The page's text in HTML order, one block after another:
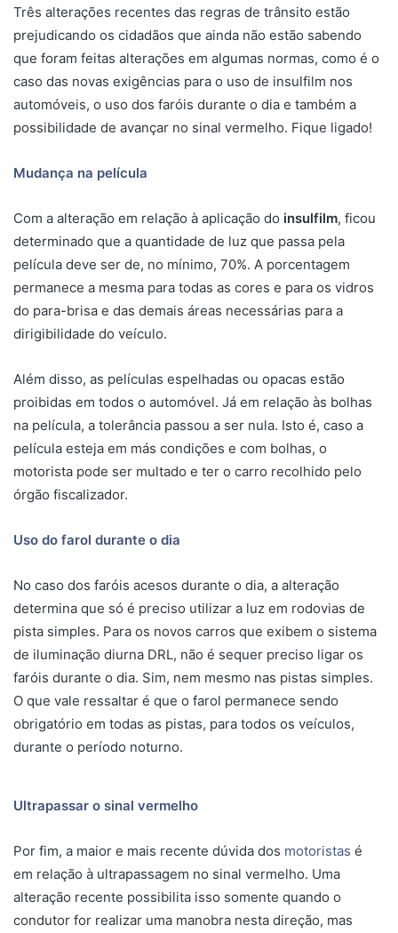
Três alterações recentes das regras de trânsito estão
prejudicando os cidadãos que ainda não estão sabendo
que foram feitas alterações em algumas normas, como é o
caso das novas exigências para o uso de insulfilm nos
automóveis, o uso dos faróis durante o dia e também a
possibilidade de avançar no sinal vermelho. Fique ligado!
Mudança na película
Com a alteração em relação à aplicação do insulfilm, ficou
determinado que a quantidade de luz que passa pela
película deve ser de, no mínimo, 70%. A porcentagem
permanece a mesma para todas as cores e para os vidros
do para-brisa e das demais áreas necessárias para a
dirigibilidade do veículo.
Além disso, as películas espelhadas ou opacas estão
proibidas em todos o automóvel. Já em relação às bolhas
na película, a tolerância passou a ser nula. Isto é, caso a
película esteja em más condições e com bolhas, o
motorista pode ser multado e ter o carro recolhido pelo
órgão fiscalizador.
Uso do farol durante o dia
No caso dos faróis acesos durante o dia, a alteração
determina que só é preciso utilizar a luz em rodovias de
pista simples. Para os novos carros que exibem o sistema
de iluminação diurna DRL, não é sequer preciso ligar os
faróis durante o dia. Sim, nem mesmo nas pistas simples.
O que vale ressaltar é que o farol permanece sendo
obrigatório em todas as pistas, para todos os veículos,
durante o período noturno.
Ultrapassar o sinal vermelho
Por fim, a maior e mais recente dúvida dos motoristas é
em relação à ultrapassagem no sinal vermelho. Uma
alteração recente possibilita isso somente quando o
condutor for realizar uma manobra nesta direção, mas